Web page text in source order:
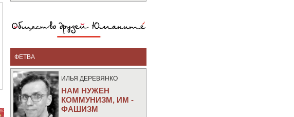
ФЕТВА
ИЛЬЯ ДЕРЕВЯНКО
НАМ НУЖЕН
КОММУНИЗМ, ИМ -
ФАШИЗМ